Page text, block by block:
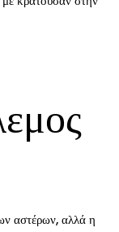
αστέρων, αλλά η